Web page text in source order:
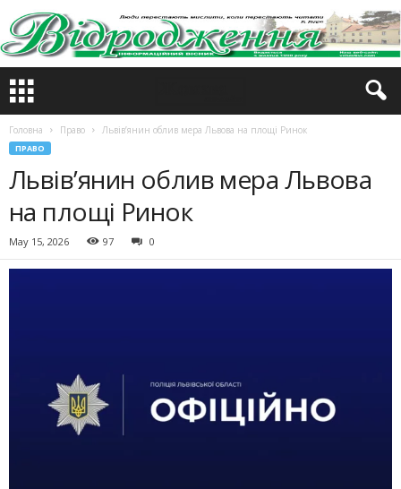
Головна Право Львів’янин облив мера Львова на площі Ринок
ПРАВО
Львів’янин облив мера Львова
на площі Ринок
May 15, 2026 97 0